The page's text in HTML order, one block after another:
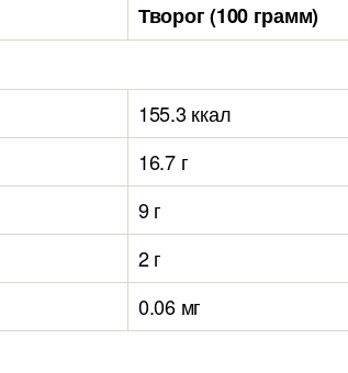
Творог (100 грамм)
155.3 ккал
16.7 г
9 г
2 г
0.06 мг